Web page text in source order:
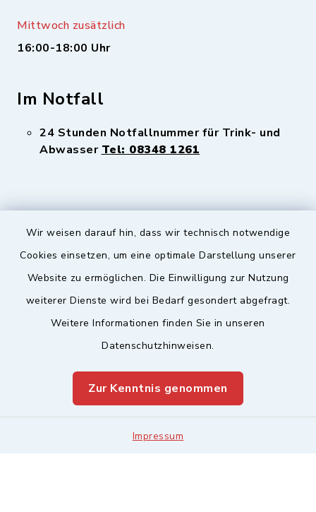
Wir weisen darauf hin, dass wir technisch notwendige
Cookies einsetzen, um eine optimale Darstellung unserer
Website zu ermöglichen. Die Einwilligung zur Nutzung
weiterer Dienste wird bei Bedarf gesondert abgefragt.
Weitere Informationen finden Sie in unseren
Datenschutzhinweisen.
Zur Kenntnis genommen
Impressum
Mittwoch zusätzlich
16:00-18:00 Uhr
Im Notfall
24 Stunden Notfallnummer für Trink- und
Abwasser Tel: 08348 1261
Sicherer Kontakt
Datenschutz
Sitemap
Leitweg-ID & Rechnungsadressen